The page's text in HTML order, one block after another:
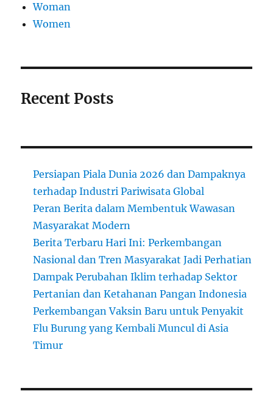
Woman
Women
Recent Posts
Persiapan Piala Dunia 2026 dan Dampaknya
terhadap Industri Pariwisata Global
Peran Berita dalam Membentuk Wawasan
Masyarakat Modern
Berita Terbaru Hari Ini: Perkembangan
Nasional dan Tren Masyarakat Jadi Perhatian
Dampak Perubahan Iklim terhadap Sektor
Pertanian dan Ketahanan Pangan Indonesia
Perkembangan Vaksin Baru untuk Penyakit
Flu Burung yang Kembali Muncul di Asia
Timur